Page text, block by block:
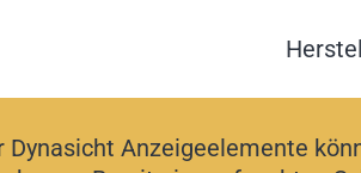
Anzeigeelemente